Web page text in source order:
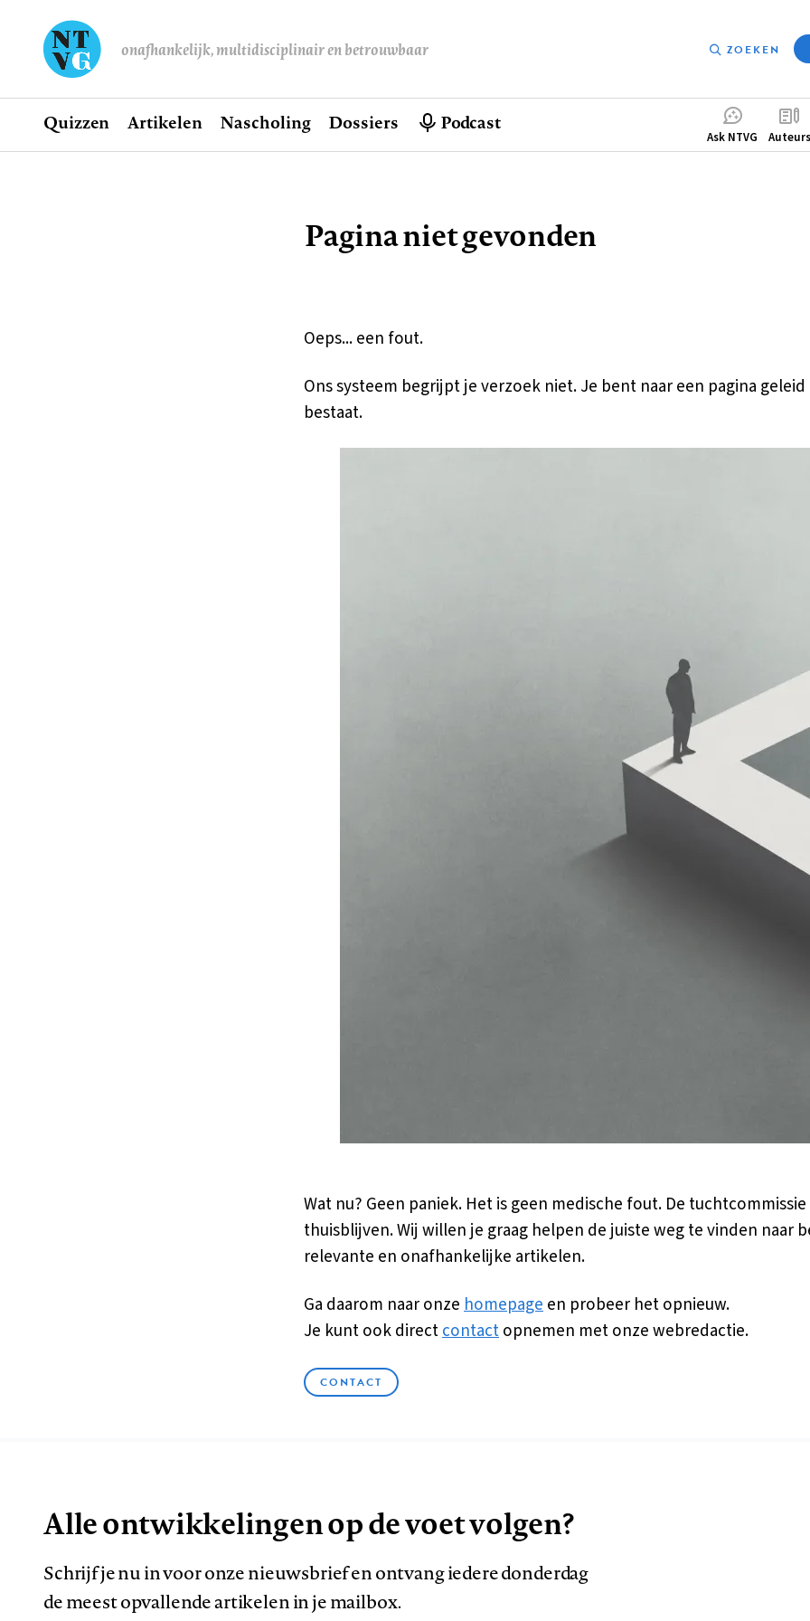
onafhankelijk, multidisciplinair en betrouwbaar ZOEKEN
Hoofdnavigatie
Home
Quizzen Artikelen Nascholing Dossiers Podcast
Ask NTVG Auteurs
Kruimelpad
Pagina niet gevonden
Oeps... een fout.
Ons systeem begrijpt je verzoek niet. Je bent naar een pagina
bestaat.
Wat nu? Geen paniek. Het is geen medische fout. De
thuisblijven. Wij willen je graag helpen de juiste weg te vinden naar
relevante en onafhankelijke artikelen.
Ga daarom naar onzehomepageen probeer het opnieuw.
Je kunt ook directcontactopnemen met onze webredactie.
CONTACT
Alle ontwikkelingen op de voet volgen?
Schrijf je nu in voor onze nieuwsbrief en ontvang iedere donderdag
de meest opvallende artikelen in je mailbox.